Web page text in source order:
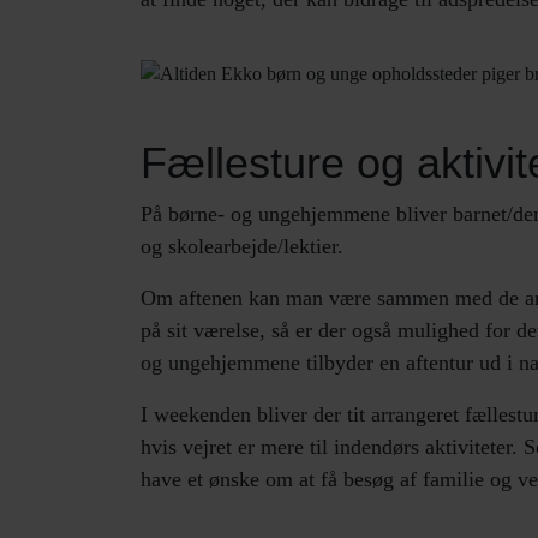
Fællesture og
På børne- og ungehjemmene bliver barnet/
og skolearbejde/lektier.
Om aftenen kan man være sammen med de
på sit værelse, så er der også mulighed for
og ungehjemmene tilbyder en aftentur ud i
I weekenden bliver der tit arrangeret
hvis vejret er mere til indendørs aktiviteter.
have et ønske om at få besøg af familie og